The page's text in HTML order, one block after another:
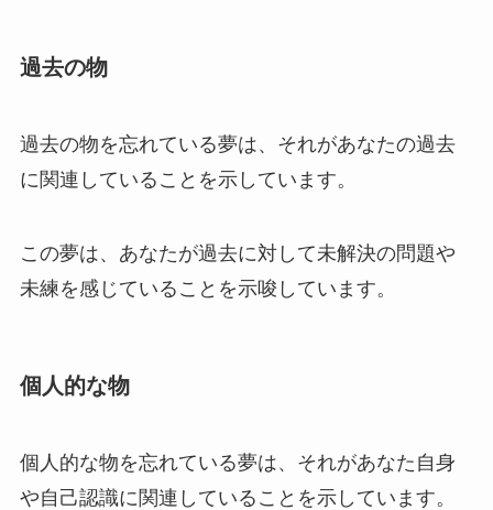
過去の物
過去の物を忘れている夢は、それがあなたの過去
に関連していることを示しています。
この夢は、あなたが過去に対して未解決の問題や
未練を感じていることを示唆しています。
個人的な物
個人的な物を忘れている夢は、それがあなた自身
や自己認識に関連していることを示しています。